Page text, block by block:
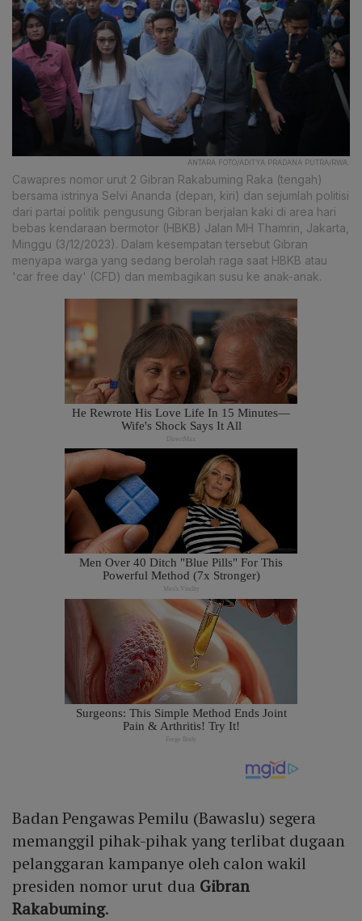
ANTARA FOTO/ADITYA PRADANA PUTRA/RWA.
Cawapres nomor urut 2 Gibran Rakabuming Raka (tengah)
bersama istrinya Selvi Ananda (depan, kiri) dan sejumlah politisi
dari partai politik pengusung Gibran berjalan kaki di area hari
bebas kendaraan bermotor (HBKB) Jalan MH Thamrin, Jakarta,
Minggu (3/12/2023). Dalam kesempatan tersebut Gibran
menyapa warga yang sedang berolah raga saat HBKB atau
'car free day' (CFD) dan membagikan susu ke anak-anak.
Badan Pengawas Pemilu (Bawaslu) segera
memanggil pihak-pihak yang terlibat dugaan
pelanggaran kampanye oleh calon wakil
presiden nomor urut dua Gibran
Rakabuming.